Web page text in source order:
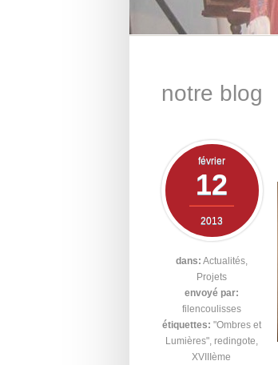
notre blog
février
12
2013
dans: Actualités,
Projets
envoyé par:
filencoulisses
étiquettes: "Ombres et
Lumières", redingote,
XVIIIème